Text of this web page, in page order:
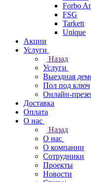
Forbo
FSG
Tarkett
Unique
Акции
Услуги
Назад
Услуги
Выездная
Пол под ключ
Онлайн-
Доставка
Оплата
О нас
Назад
О нас
О компании
Сотрудники
Проекты
Новости